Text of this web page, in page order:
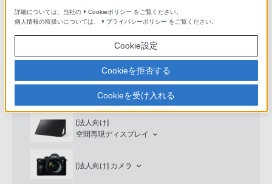
以下の製品・サービスは専用窓口がございます。対象の
アイコンをクリックしてリンク先の窓口よりお問い合わ
業務用ディスプレイ・テレビ
[法人向け]ブラビア
[法人向け]
空間再現ディスプレイ
[法人向け] カメラ
詳細については、当社の Cookieポリシー をご覧ください。
個人情報の取扱いについては、
プライバシーポリシー をご覧ください。
Cookie設定
Cookieを拒否する
Cookieを受け入れる